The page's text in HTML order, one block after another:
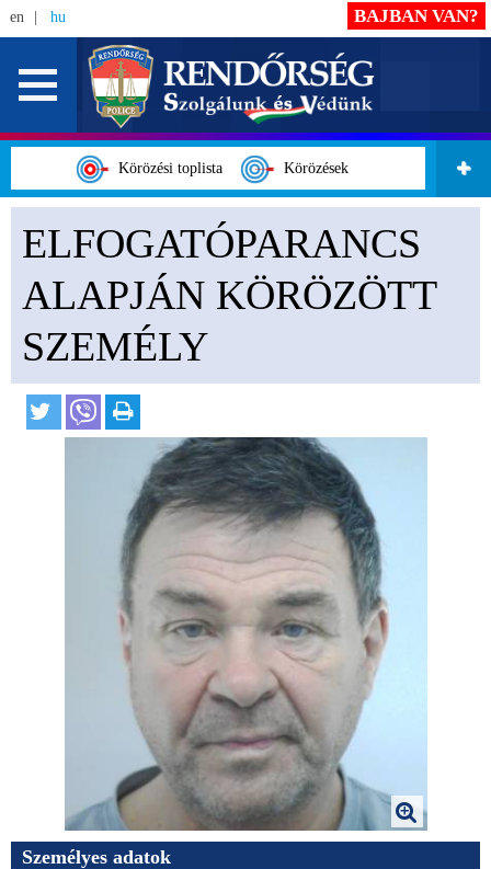
en hu
Körözési toplista Körözések
BAJBAN VAN?
ELFOGATÓPARANCS
ALAPJÁN KÖRÖZÖTT
SZEMÉLY
Személyes adatok